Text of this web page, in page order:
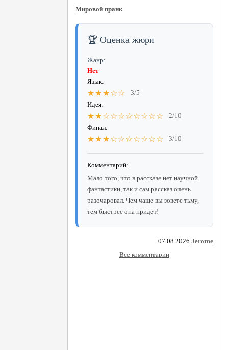
Мировой пранк
🏆 Оценка жюри
Жанр:
Нет
Язык:
★★★☆☆
3/5
Идея:
★★☆☆☆☆☆☆☆☆
2/10
Финал:
★★★☆☆☆☆☆☆☆ 3/10
Комментарий:
Мало того, что в рассказе нет научной
фантастики, так и сам рассказ очень
разочаровал. Чем чаще вы зовете тьму,
тем быстрее она придет!
07.08.2026 Jerome
Все комментарии